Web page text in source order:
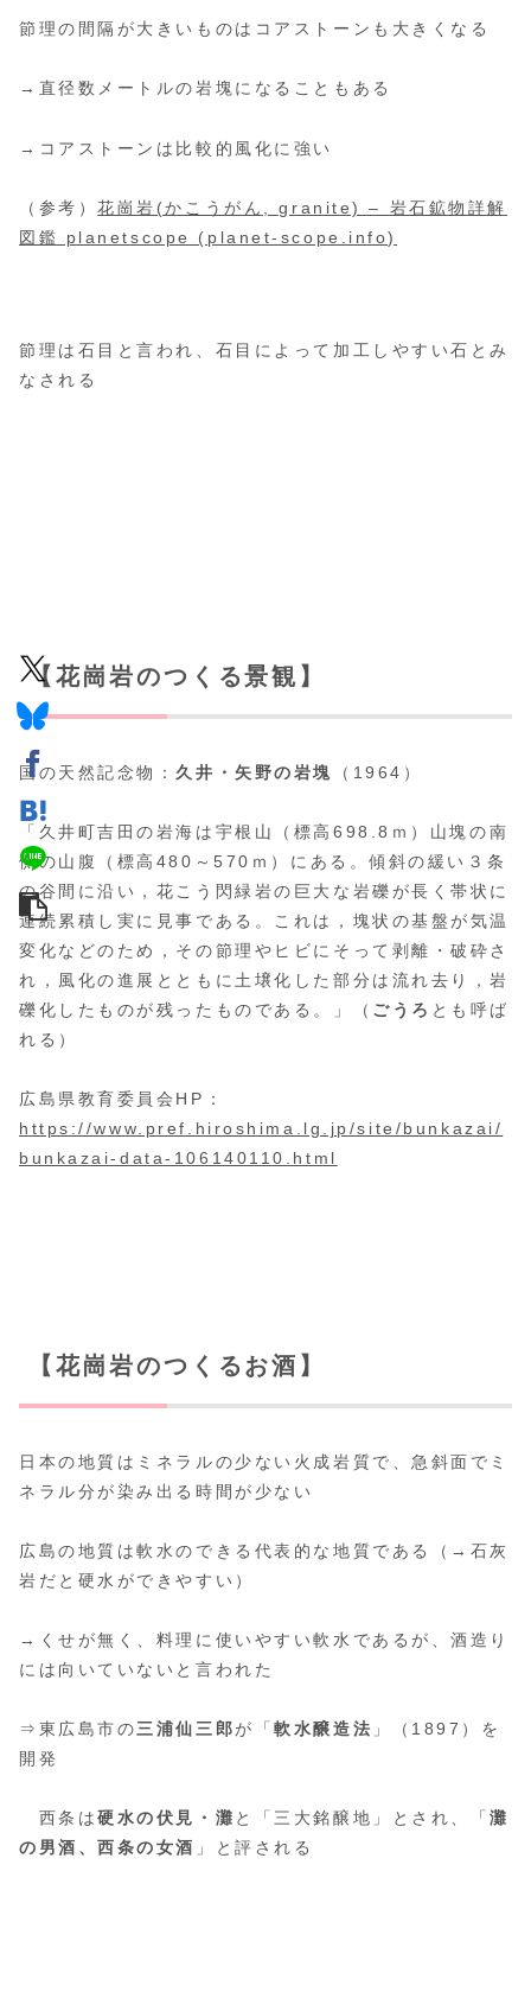
節理の間隔が大きいものはコアストーンも大きくなる
→直径数メートルの岩塊になることもある
→コアストーンは比較的風化に強い
（参考）花崗岩(かこうがん, granite) – 岩石鉱物詳解
図鑑 planetscope (planet-scope.info)
節理は石目と言われ、石目によって加工しやすい石とみ
なされる
【花崗岩のつくる景観】
国の天然記念物：久井・矢野の岩塊 （1964）
「久井町吉田の岩海は宇根山（標高698.8ｍ）山塊の南
側の山腹（標高480～570ｍ）にある。傾斜の緩い３条
の谷間に沿い，花こう閃緑岩の巨大な岩礫が長く帯状に
連続累積し実に見事である。これは，塊状の基盤が気温
変化などのため，その節理やヒビにそって剥離・破砕さ
れ，風化の進展とともに土壌化した部分は流れ去り，岩
礫化したものが残ったものである。」（ ごうろ とも呼ば
れる）
広島県教育委員会HP：
https://www.pref.hiroshima.lg.jp/site/bunkazai/
bunkazai-data-106140110.html
【花崗岩のつくるお酒】
日本の地質はミネラルの少ない火成岩質で、急斜面でミ
ネラル分が染み出る時間が少ない
広島の地質は軟水のできる代表的な地質である（→石灰
岩だと硬水ができやすい）
→くせが無く、料理に使いやすい軟水であるが、酒造り
には向いていないと言われた
⇒東広島市の三浦仙三郎が「軟水醸造法 」（1897）を
開発
西条は硬水の伏見・灘 と「三大銘醸地」とされ、「灘
の男酒、西条の女酒 」と評される